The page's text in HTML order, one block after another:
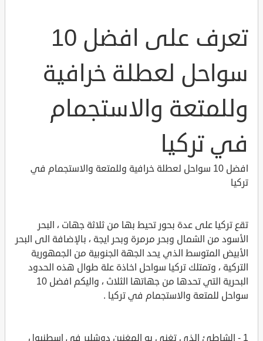
تعرف على افضل 10
سواحل لعطلة خرافية
وللمتعة والاستجمام
في تركيا
افضل 10 سواحل لعطلة خرافية وللمتعة والاستجمام في
تركيا
تقع تركيا على عدة بحور تحيط بها من ثلاثة جهات ، البحر
الأسود من الشمال وبحر مرمرة وبحر ايجة ، بالإضافة الى البحر
الأبيض المتوسط الذي يحد الجهة الجنوبية من الجمهورية
التركية ، وتمتلك تركيا سواحل اخاذة علة طوال هذه الحدود
البحرية التي تحدها من جهاتها الثلاث ، واليكم افضل 10
سواحل للمتعة والاستجمام في تركيا .
1 - الشاطئ الذي تغنى به المغنين دوشلير في إسطنبول